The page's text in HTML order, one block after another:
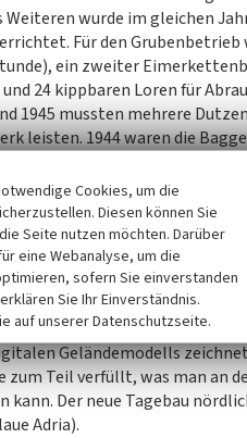
wurde im gleichen
Für den Grubenbetrieb
ein zweiter
24 kippbaren Loren für
1945 mussten mehrere
leisten. 1944 waren die
produzieren. Der Prokurist
man Vater Otto Fritzsche als
Dampfmaschine überholt.
den Abtransport des Abraums.
mit einer Tandemverbund-
Drehstromgenerator (92
die 3500
Tierbaum-Nauenhain
Geländemodells
zum Teil verfüllt, was man an
Der neue Tagebau
Adria).
Cookies, um die
Diesen können Sie
Seite nutzen möchten. Darüber
eine Webanalyse, um die
sofern Sie einverstanden
Sie Ihr Einverständnis.
auf unserer Datenschutzseite.